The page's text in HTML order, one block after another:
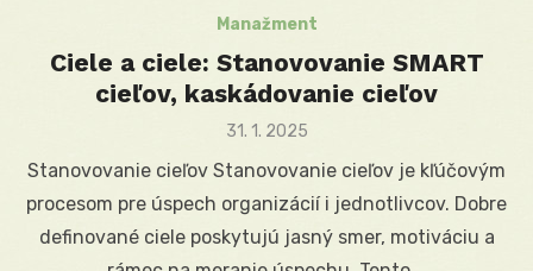
Manažment
Ciele a ciele: Stanovovanie SMART
cieľov, kaskádovanie cieľov
Posted
31. 1. 2025
Stanovovanie cieľov Stanovovanie cieľov je kľúčovým
procesom pre úspech organizácií i jednotlivcov. Dobre
definované ciele poskytujú jasný smer, motiváciu a